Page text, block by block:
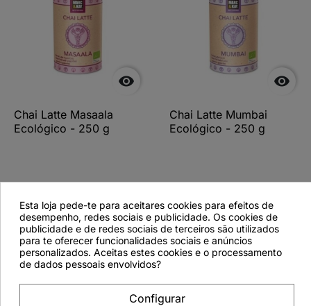

Chai Latte Masaala
Ecológico - 250 g

Chai Latte Mumbai
Ecológico - 250 g
Descripción
Detalles del producto
Esta loja pede-te para aceitares cookies para efeitos de
desempenho, redes sociais e publicidade. Os cookies de
publicidade e de redes sociais de terceiros são utilizados
para te oferecer funcionalidades sociais e anúncios
personalizados. Aceitas estes cookies e o processamento
de dados pessoais envolvidos?
Configurar